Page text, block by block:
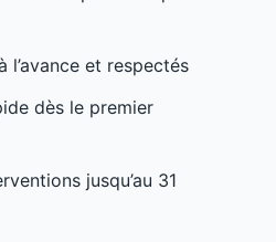
l’avance et respectés
dès le premier
jusqu’au 31